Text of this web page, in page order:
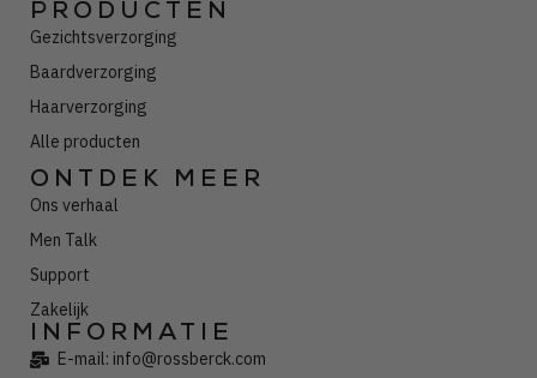
PRODUCTEN
Gezichtsverzorging
Baardverzorging
Haarverzorging
Alle producten
ONTDEK MEER
Ons verhaal
Men Talk
Support
Zakelijk
INFORMATIE
E-mail: info@rossberck.com